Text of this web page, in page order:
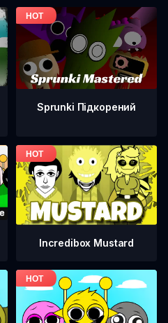
Sprunki Підкорений
Incredibox Mustard